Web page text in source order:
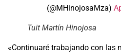
(@MHinojosaMza)
Tuit Martín Hinojosa
«Continuaré trabajando con las